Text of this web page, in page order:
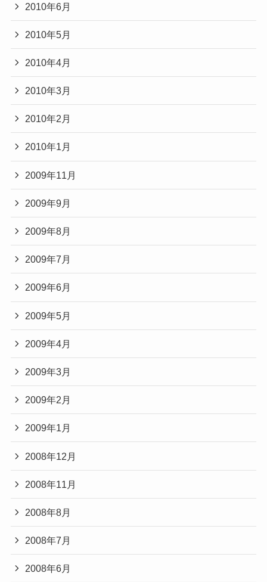
2010年6月
2010年5月
2010年4月
2010年3月
2010年2月
2010年1月
2009年11月
2009年9月
2009年8月
2009年7月
2009年6月
2009年5月
2009年4月
2009年3月
2009年2月
2009年1月
2008年12月
2008年11月
2008年8月
2008年7月
2008年6月